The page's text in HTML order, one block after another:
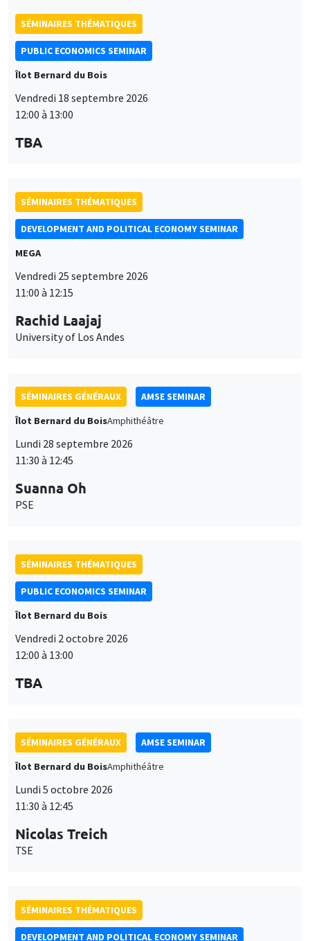
SÉMINAIRES THÉMATIQUES
PUBLIC ECONOMICS SEMINAR
Îlot Bernard du Bois
Vendredi 18 septembre 2026
12:00 à 13:00
TBA
SÉMINAIRES THÉMATIQUES
DEVELOPMENT AND POLITICAL ECONOMY SEMINAR
MEGA
Vendredi 25 septembre 2026
11:00 à 12:15
Rachid Laajaj
University of Los Andes
SÉMINAIRES GÉNÉRAUX
AMSE SEMINAR
Îlot Bernard du BoisAmphithéâtre
Lundi 28 septembre 2026
11:30 à 12:45
Suanna Oh
PSE
SÉMINAIRES THÉMATIQUES
PUBLIC ECONOMICS SEMINAR
Îlot Bernard du Bois
Vendredi 2 octobre 2026
12:00 à 13:00
TBA
SÉMINAIRES GÉNÉRAUX
AMSE SEMINAR
Îlot Bernard du BoisAmphithéâtre
Lundi 5 octobre 2026
11:30 à 12:45
Nicolas Treich
TSE
SÉMINAIRES THÉMATIQUES
DEVELOPMENT AND POLITICAL ECONOMY SEMINAR